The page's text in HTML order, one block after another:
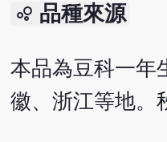
bubble_chart 品種來源
本品為豆科一年
徽、浙江等地。